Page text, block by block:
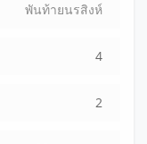
พันท้ายนรสิงห์
4
2